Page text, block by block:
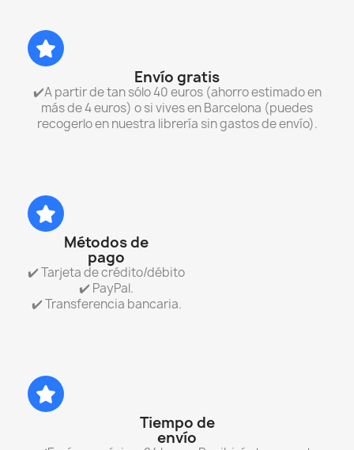
Envío gratis
✔️A partir de tan sólo 40 euros (ahorro estimado en
más de 4 euros) o si vives en Barcelona (puedes
recogerlo en nuestra librería sin gastos de envío).
Métodos de
pago
✔️ Tarjeta de crédito/débito
✔️ PayPal.
✔️ Transferencia bancaria.
Tiempo de
envío